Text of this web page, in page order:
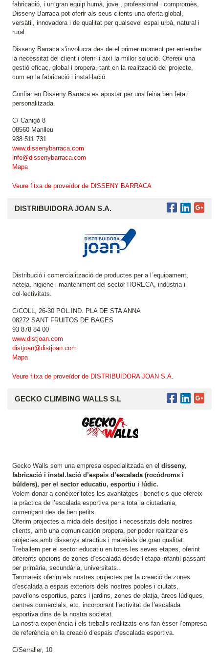
fabricació, i un gran equip humà, jove , professional i compromès,
Disseny Barraca pot oferir als seus clients una oferta global,
versàtil, innovadora i de qualitat per qualsevol espai urbà, natural i
rural.
Disseny Barraca s’involucra des de el primer moment per entendre
la necessitat del client i oferir-li així la millor solució. Ofereix una
gestió eficaç, global i propera, tant en la realització del projecte,
com en la fabricació i instal·lació.
Confiar en Disseny Barraca es apostar per una feina ben feta i
personalitzada.
C/ Canigó 8
08560 Manlleu
938 511 731
www.dissenybarraca.com
info@dissenybarraca.com
Mapa
Veure fitxa de proveïdor de DISSENY BARRACA
DISTRIBUIDORA JOAN S.A.
Distribució i comercialització de productes per a l´equipament,
neteja, higiene i manteniment del sector HORECA, indústria i
col·lectivitats.
C/COLL, 26-30 POL.IND. PLA DE STA ANNA
08272 SANT FRUITOS DE BAGES
93 878 84 00
www.distjoan.com
distjoan@distjoan.com
Mapa
Veure fitxa de proveïdor de DISTRIBUIDORA JOAN S.A.
GECKO CLIMBING WALLS S.L
Gecko Walls som una empresa especialitzada en el disseny,
fabricació i instal.lació d’espais d’escalada (rocódroms i
búlders), per el sector educatiu, esportiu i lúdic.
Volem donar a conèixer totes les avantatges i beneficis que ofereix
la pràctica de l’escalada esportiva per a tota la ciutadania,
començant des de ben petits.
Oferim projectes a mida dels desitjos i necessitats dels nostres
clients, amb una comunicación propera, per poder realitzar els
projectes amb dissenys atractius i materials de gran qualitat.
Treballem per el sector educatiu en totes les seves etapes, oferint
diferents opcions de zones d’escalada desde l’etapa infantil passant
per primària, secundària, universitats..
Tanmateix oferim els nostres projectes per la creació de zones
d’escalada a espais exteriors dels nostres pobles i ciutats,
pavellons esportius, parcs i jardins, zones de platja, àrees lúdiques,
centres comercials, etc. incorporant l’activitat de l’escalada
esportiva dins de la nostra societat.
La nostra experiència i els treballs realitzats ens fan èsser l’empresa
de referència en la creació d’espais d’escalada esportiva.
C/Serraller, 10